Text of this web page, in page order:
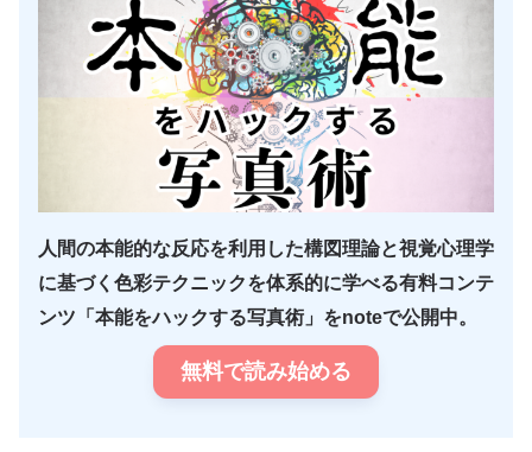
人間の本能的な反応を利用した構図理論と視覚心理学
に基づく色彩テクニックを体系的に学べる有料コンテ
ンツ「本能をハックする写真術」をnoteで公開中。
無料で読み始める